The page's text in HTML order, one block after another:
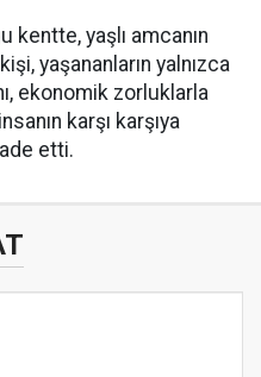
yaşlı amcanın
yaşananların yalnızca
ekonomik zorluklarla
karşı karşıya
etti.